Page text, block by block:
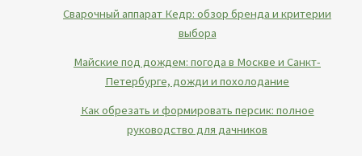
Сварочный аппарат Кедр: обзор бренда и критерии
выбора
Майские под дождем: погода в Москве и Санкт-
Петербурге, дожди и похолодание
Как обрезать и формировать персик: полное
руководство для дачников